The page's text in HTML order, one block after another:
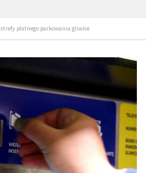
strefy płatnego parkowania gliwice